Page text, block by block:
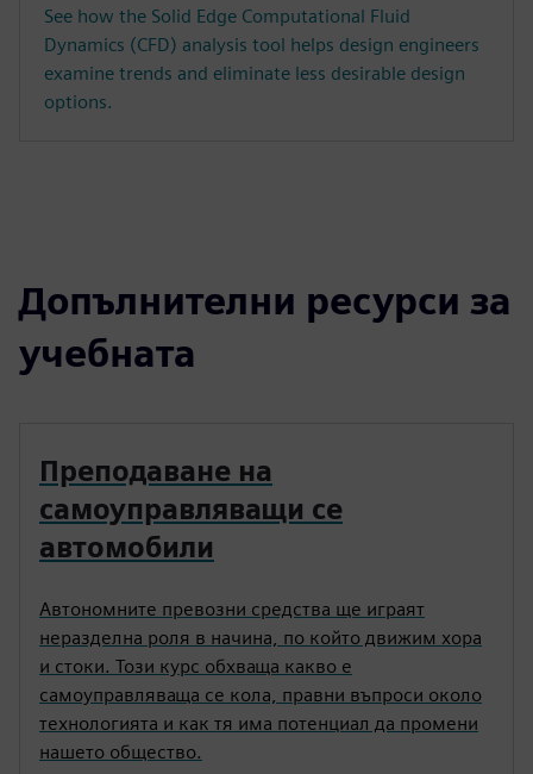
See how the Solid Edge Computational Fluid
Dynamics (CFD) analysis tool helps design engineers
examine trends and eliminate less desirable design
options.
Допълнителни ресурси за
учебната
Преподаване на
самоуправляващи се
автомобили
Автономните превозни средства ще играят
неразделна роля в начина, по който движим хора
и стоки. Този курс обхваща какво е
самоуправляваща се кола, правни въпроси около
технологията и как тя има потенциал да промени
нашето общество.